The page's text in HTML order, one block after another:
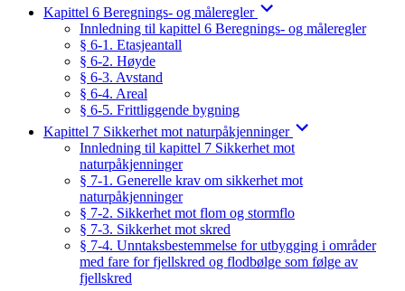
Kapittel 6 Beregnings- og måleregler
Innledning til kapittel 6 Beregnings- og måleregler
§ 6-1. Etasjeantall
§ 6-2. Høyde
§ 6-3. Avstand
§ 6-4. Areal
§ 6-5. Frittliggende bygning
Kapittel 7 Sikkerhet mot naturpåkjenninger
Innledning til kapittel 7 Sikkerhet mot
naturpåkjenninger
§ 7-1. Generelle krav om sikkerhet mot
naturpåkjenninger
§ 7-2. Sikkerhet mot flom og stormflo
§ 7-3. Sikkerhet mot skred
§ 7-4. Unntaksbestemmelse for utbygging i områder
med fare for fjellskred og flodbølge som følge av
fjellskred